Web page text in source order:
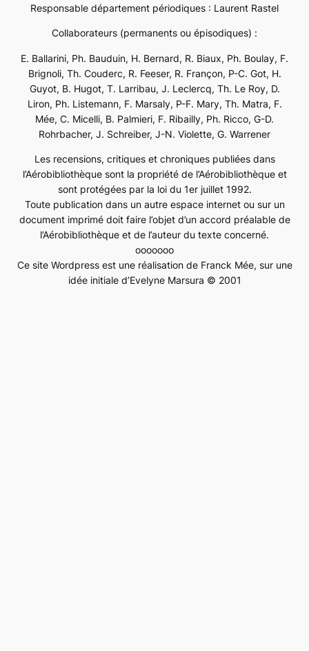
Responsable département périodiques : Laurent Rastel
Collaborateurs (permanents ou épisodiques) :
E. Ballarini, Ph. Bauduin, H. Bernard, R. Biaux, Ph. Boulay, F.
Brignoli, Th. Couderc, R. Feeser, R. Françon, P-C. Got, H.
Guyot, B. Hugot, T. Larribau, J. Leclercq, Th. Le Roy, D.
Liron, Ph. Listemann, F. Marsaly, P-F. Mary, Th. Matra, F.
Mée, C. Micelli, B. Palmieri, F. Ribailly, Ph. Ricco, G-D.
Rohrbacher, J. Schreiber, J-N. Violette, G. Warrener
Les recensions, critiques et chroniques publiées dans
l’Aérobibliothèque sont la propriété de l’Aérobibliothèque et
sont protégées par la loi du 1er juillet 1992.
Toute publication dans un autre espace internet ou sur un
document imprimé doit faire l’objet d’un accord préalable de
l’Aérobibliothèque et de l’auteur du texte concerné.
ooooooo
Ce site Wordpress est une réalisation de Franck Mée, sur une
idée initiale d’Evelyne Marsura © 2001